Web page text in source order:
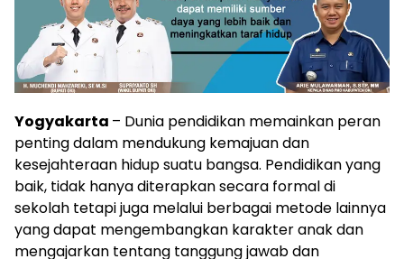
Yogyakarta – Dunia pendidikan memainkan peran
penting dalam mendukung kemajuan dan
kesejahteraan hidup suatu bangsa. Pendidikan yang
baik, tidak hanya diterapkan secara formal di
sekolah tetapi juga melalui berbagai metode lainnya
yang dapat mengembangkan karakter anak dan
mengajarkan tentang tanggung jawab dan